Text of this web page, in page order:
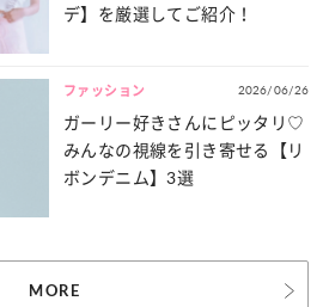
デ】を厳選してご紹介！
ファッション 2026/06/26
ガーリー好きさんにピッタリ♡
みんなの視線を引き寄せる【リ
ボンデニム】3選
MORE